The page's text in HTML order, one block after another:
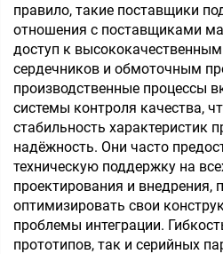
правило, такие поставщики
отношения с поставщиками
доступ к
сердечников и обмоточным
производственные процессы
системы контроля качества,
стабильность характеристик
надёжность. Они часто
техническую поддержку на
проектирования и внедрения,
оптимизировать свои
проблемы интеграции.
прототипов, так и серийных